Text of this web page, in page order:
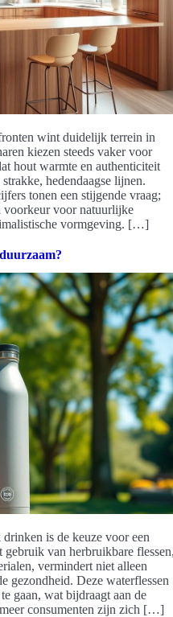
wint duidelijk terrein in
kiezen steeds vaker voor
hout warmte en authenticiteit
hedendaagse lijnen.
tonen een stijgende vraag;
voorkeur voor natuurlijke
vormgeving. […]
is de keuze voor een
gebruik van herbruikbare
vermindert niet alleen
gezondheid. Deze waterflessen
gaan, wat bijdraagt aan de
consumenten zijn zich […]